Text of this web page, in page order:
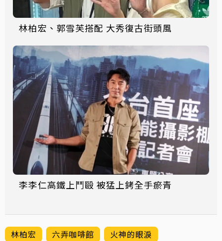
林柏宏、郭雪芙搭配 大秀復古街頭風
李李仁高鐵上鬥毆 被猛上銬全手瘀青
林柏宏 六弄咖啡館 火神的眼淚